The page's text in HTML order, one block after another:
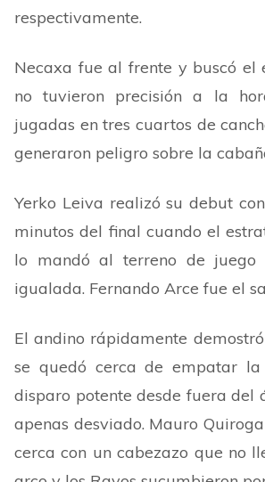
respectivamente.
Necaxa fue al frente y buscó el
no tuvieron precisión a la
jugadas en tres cuartos de
generaron peligro sobre la
Yerko Leiva realizó su debut
minutos del final cuando el
lo mandó al terreno de juego
igualada. Fernando Arce fue el
El andino rápidamente
se quedó cerca de empatar
disparo potente desde fuera del
apenas desviado. Mauro
cerca con un cabezazo que no